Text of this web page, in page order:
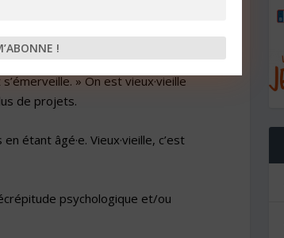
» On est vieux·vieille
de projets.
étant âgé·e. Vieux·vieille, c’est
psychologique et/ou